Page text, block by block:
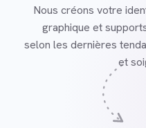
Nous créons votre
graphique et
selon les dernières
et